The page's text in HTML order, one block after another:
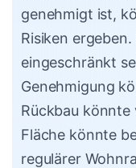
genehmigt ist,
Risiken
eingeschränkt
Genehmigung
Rückbau
Fläche könnte
regulärer